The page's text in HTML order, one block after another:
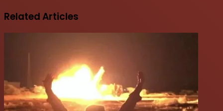
Related Articles